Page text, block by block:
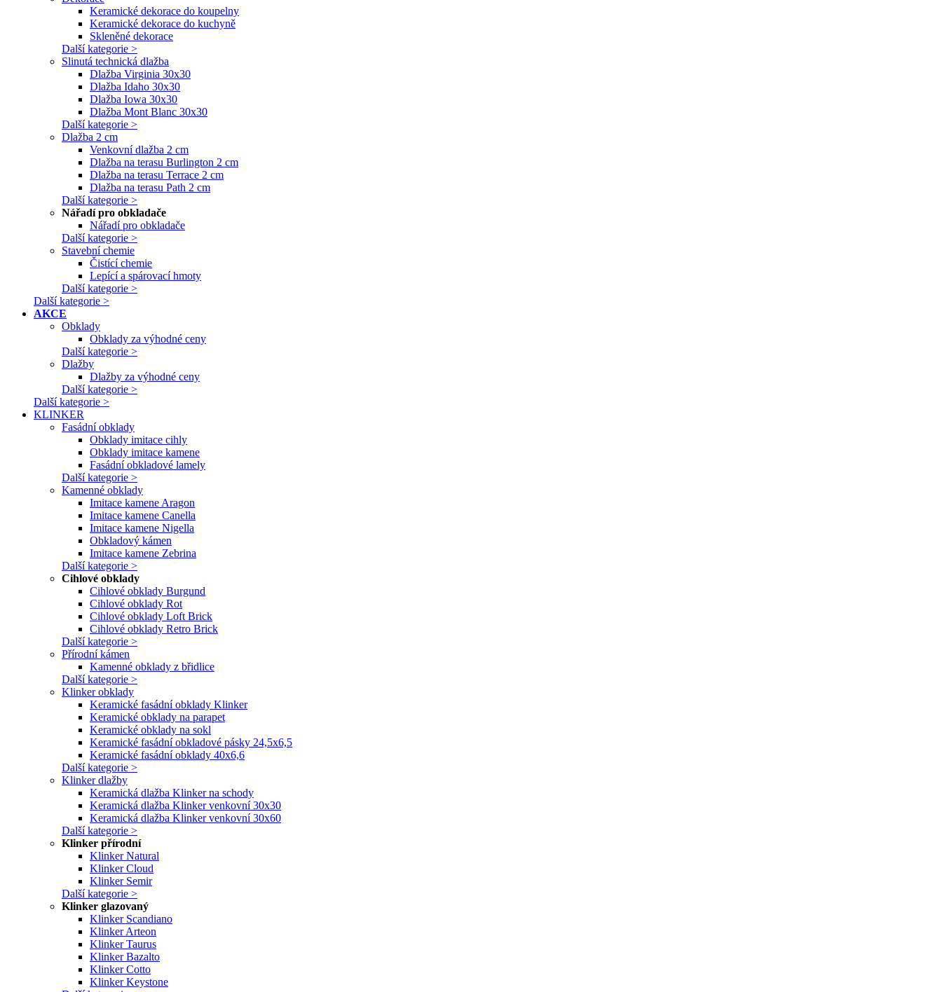
Keramické dekorace do koupelny
Keramické dekorace do kuchyně
Skleněné dekorace
Další kategorie >
Slinutá technická dlažba
Dlažba Virginia 30x30
Dlažba Idaho 30x30
Dlažba Iowa 30x30
Dlažba Mont Blanc 30x30
Další kategorie >
Dlažba 2 cm
Venkovní dlažba 2 cm
Dlažba na terasu Burlington 2 cm
Dlažba na terasu Terrace 2 cm
Dlažba na terasu Path 2 cm
Další kategorie >
Nářadí pro obkladače
Nářadí pro obkladače
Další kategorie >
Stavební chemie
Čistící chemie
Lepící a spárovací hmoty
Další kategorie >
Další kategorie >
AKCE
Obklady
Obklady za výhodné ceny
Další kategorie >
Dlažby
Dlažby za výhodné ceny
Další kategorie >
Další kategorie >
KLINKER
Fasádní obklady
Obklady imitace cihly
Obklady imitace kamene
Fasádní obkladové lamely
Další kategorie >
Kamenné obklady
Imitace kamene Aragon
Imitace kamene Canella
Imitace kamene Nigella
Obkladový kámen
Imitace kamene Zebrina
Další kategorie >
Cihlové obklady
Cihlové obklady Burgund
Cihlové obklady Rot
Cihlové obklady Loft Brick
Cihlové obklady Retro Brick
Další kategorie >
Přírodní kámen
Kamenné obklady z břidlice
Další kategorie >
Klinker obklady
Keramické fasádní obklady Klinker
Keramické obklady na parapet
Keramické obklady na sokl
Keramické fasádní obkladové pásky 24,5x6,5
Keramické fasádní obklady 40x6,6
Další kategorie >
Klinker dlažby
Keramická dlažba Klinker na schody
Keramická dlažba Klinker venkovní 30x30
Keramická dlažba Klinker venkovní 30x60
Další kategorie >
Klinker přírodní
Klinker Natural
Klinker Cloud
Klinker Semir
Další kategorie >
Klinker glazovaný
Klinker Scandiano
Klinker Arteon
Klinker Taurus
Klinker Bazalto
Klinker Cotto
Klinker Keystone